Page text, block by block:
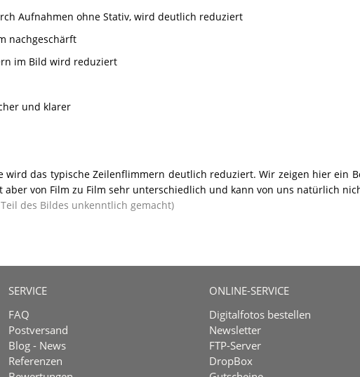
Aufnahmen ohne Stativ, wird deutlich reduziert
nachgeschärft
im Bild wird reduziert
und klarer
das typische Zeilenflimmern deutlich reduziert. Wir zeigen hier ein
von Film zu Film sehr unterschiedlich und kann von uns natürlich
des Bildes unkenntlich gemacht)
SERVICE
FAQ
Postversand
Blog - News
Referenzen
ONLINE-SERVICE
Digitalfotos bestellen
Newsletter
FTP-Server
DropBox